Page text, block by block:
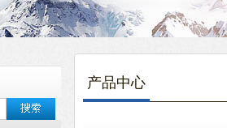
产品中心